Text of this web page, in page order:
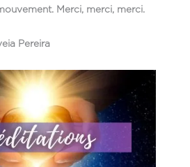
Merci, merci, merci.
Pereira